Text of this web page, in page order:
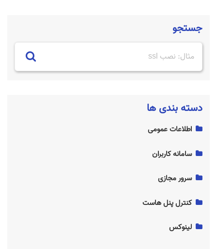
جستجو
دسته بندی ها
اطلاعات عمومی
سامانه کاربران
سرور مجازی
کنترل پنل هاست
لینوکس